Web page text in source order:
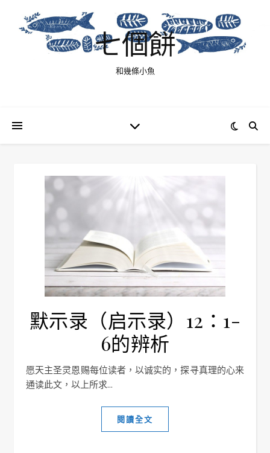
七個餅
和幾條小魚
默示录（启示录）12：1-
6的辨析
愿天主圣灵恩赐每位读者，以诚实的，探寻真理的心来
通读此文，以上所求...
閱讀全文